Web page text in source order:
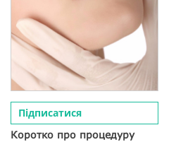
Підписатися
Коротко про процедуру